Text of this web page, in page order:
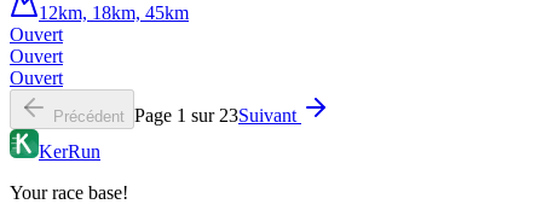
12km, 18km, 45km
Ouvert
Ouvert
Ouvert
Précédent Page 1 sur 23Suivant
KerRun
Your race base!